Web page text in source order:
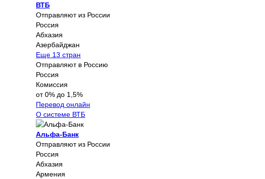
ВТБ
Отправляют из России
Россия
Абхазия
Азербайджан
Еще 13 стран
Отправляют в Россию
Россия
Комиссия
от 0% до 1,5%
Перевод онлайн
О системе ВТБ
Альфа-Банк
Отправляют из России
Россия
Абхазия
Армения